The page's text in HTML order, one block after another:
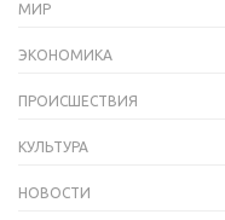
МИР
ЭКОНОМИКА
ПРОИСШЕСТВИЯ
КУЛЬТУРА
НОВОСТИ